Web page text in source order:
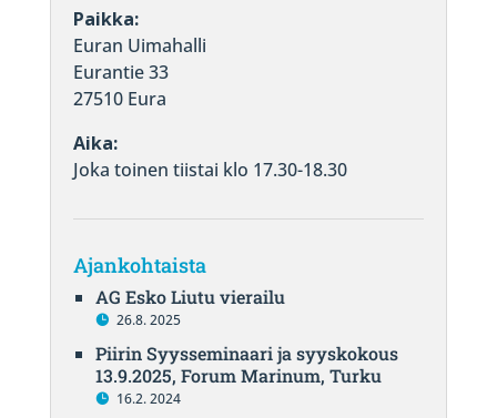
Paikka:
Euran Uimahalli
Eurantie 33
27510 Eura
Aika:
Joka toinen tiistai klo 17.30-18.30
Ajankohtaista
AG Esko Liutu vierailu
26.8. 2025
Piirin Syysseminaari ja syyskokous
13.9.2025, Forum Marinum, Turku
16.2. 2024